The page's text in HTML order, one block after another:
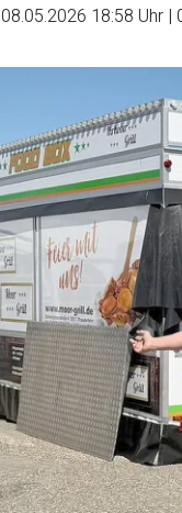
08.05.2026 18:58 Uhr |